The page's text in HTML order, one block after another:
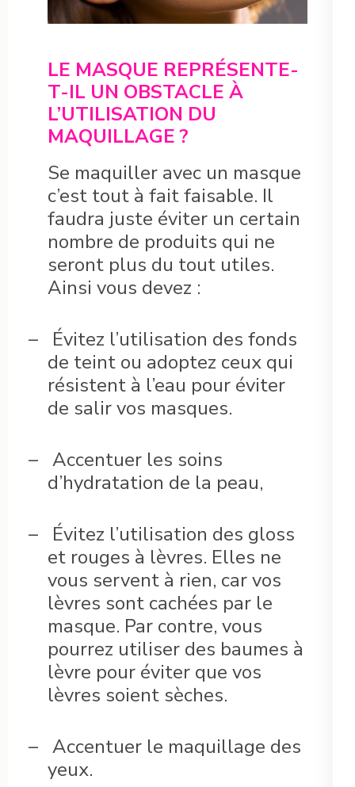
LE MASQUE REPRÉSENTE-
T-IL UN OBSTACLE À
L’UTILISATION DU
MAQUILLAGE ?
Se maquiller avec un masque
c’est tout à fait faisable. Il
faudra juste éviter un certain
nombre de produits qui ne
seront plus du tout utiles.
Ainsi vous devez :
–
Évitez l’utilisation des fonds
de teint ou adoptez ceux qui
résistent à l’eau pour éviter
de salir vos masques.
– Accentuer les soins
d’hydratation de la peau,
–
Évitez l’utilisation des gloss
et rouges à lèvres. Elles ne
vous servent à rien, car vos
lèvres sont cachées par le
masque. Par contre, vous
pourrez utiliser des baumes à
lèvre pour éviter que vos
lèvres soient sèches.
– Accentuer le maquillage des
yeux.